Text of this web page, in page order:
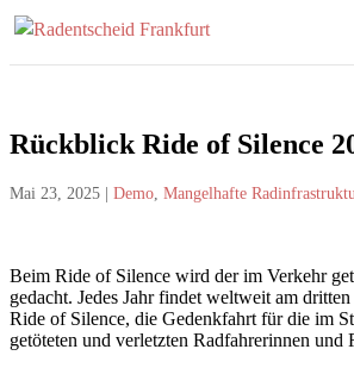
Rückblick Ride of Silence
Mai 23, 2025 Demo Mangelhafte
Beim Ride of Silence wird der im Verkehr
gedacht. Jedes Jahr findet weltweit am
Ride of Silence, die Gedenkfahrt für die im
getöteten und verletzten Radfahrerinnen und